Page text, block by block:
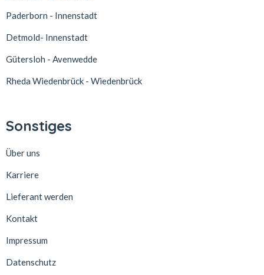
Paderborn - Innenstadt
Detmold- Innenstadt
Gütersloh - Avenwedde
Rheda Wiedenbrück - Wiedenbrück
Sonstiges
Über uns
Karriere
Lieferant werden
Kontakt
Impressum
Datenschutz